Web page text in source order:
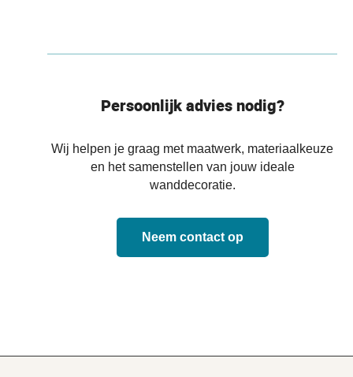
Persoonlijk advies nodig?
Wij helpen je graag met maatwerk, materiaalkeuze
en het samenstellen van jouw ideale
wanddecoratie.
Neem contact op